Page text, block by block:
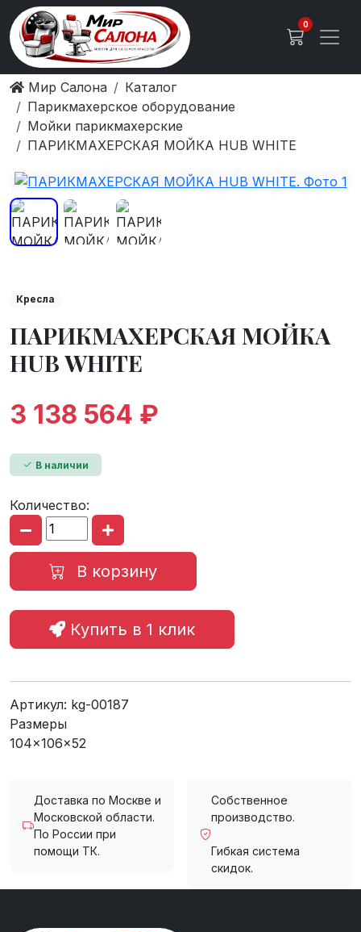
0
Мир Салона
Каталог
Парикмахерское оборудование
Мойки парикмахерские
ПАРИКМАХЕРСКАЯ МОЙКА HUB WHITE
Кресла
ПАРИКМАХЕРСКАЯ МОЙКА
HUB WHITE
3 138 564 ₽
В наличии
Количество:
В корзину
Купить в 1 клик
Артикул: kg-00187
Размеры
104x106x52
Доставка по Москве и
Московской области.
По России при
помощи ТК.
Собственное
производство.
Гибкая система
скидок.